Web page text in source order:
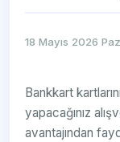
18 Mayıs 2026
Bankkart
yapacağınız
avantajından